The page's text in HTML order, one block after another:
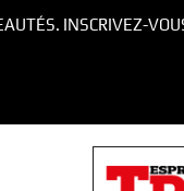
INSCRIVEZ-